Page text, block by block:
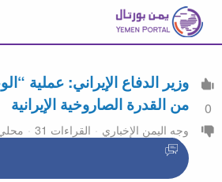
0
من القدرة الصاروخية الإيرانية
وجه اليمن الإخباري القراءات 31